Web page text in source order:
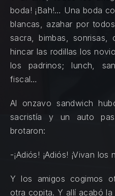
boda! ¡Bah!… Una boda
blancas, azahar por
sacra, bimbas, sonrisas,
hincar las rodillas los
los padrinos; lunch,
fiscal…
Al onzavo sandwich
sacristía y un auto
brotaron:
-¡Adiós! ¡Adiós! ¡Vivan los
Y los amigos cogimos
otra copita. Y allí acabó la